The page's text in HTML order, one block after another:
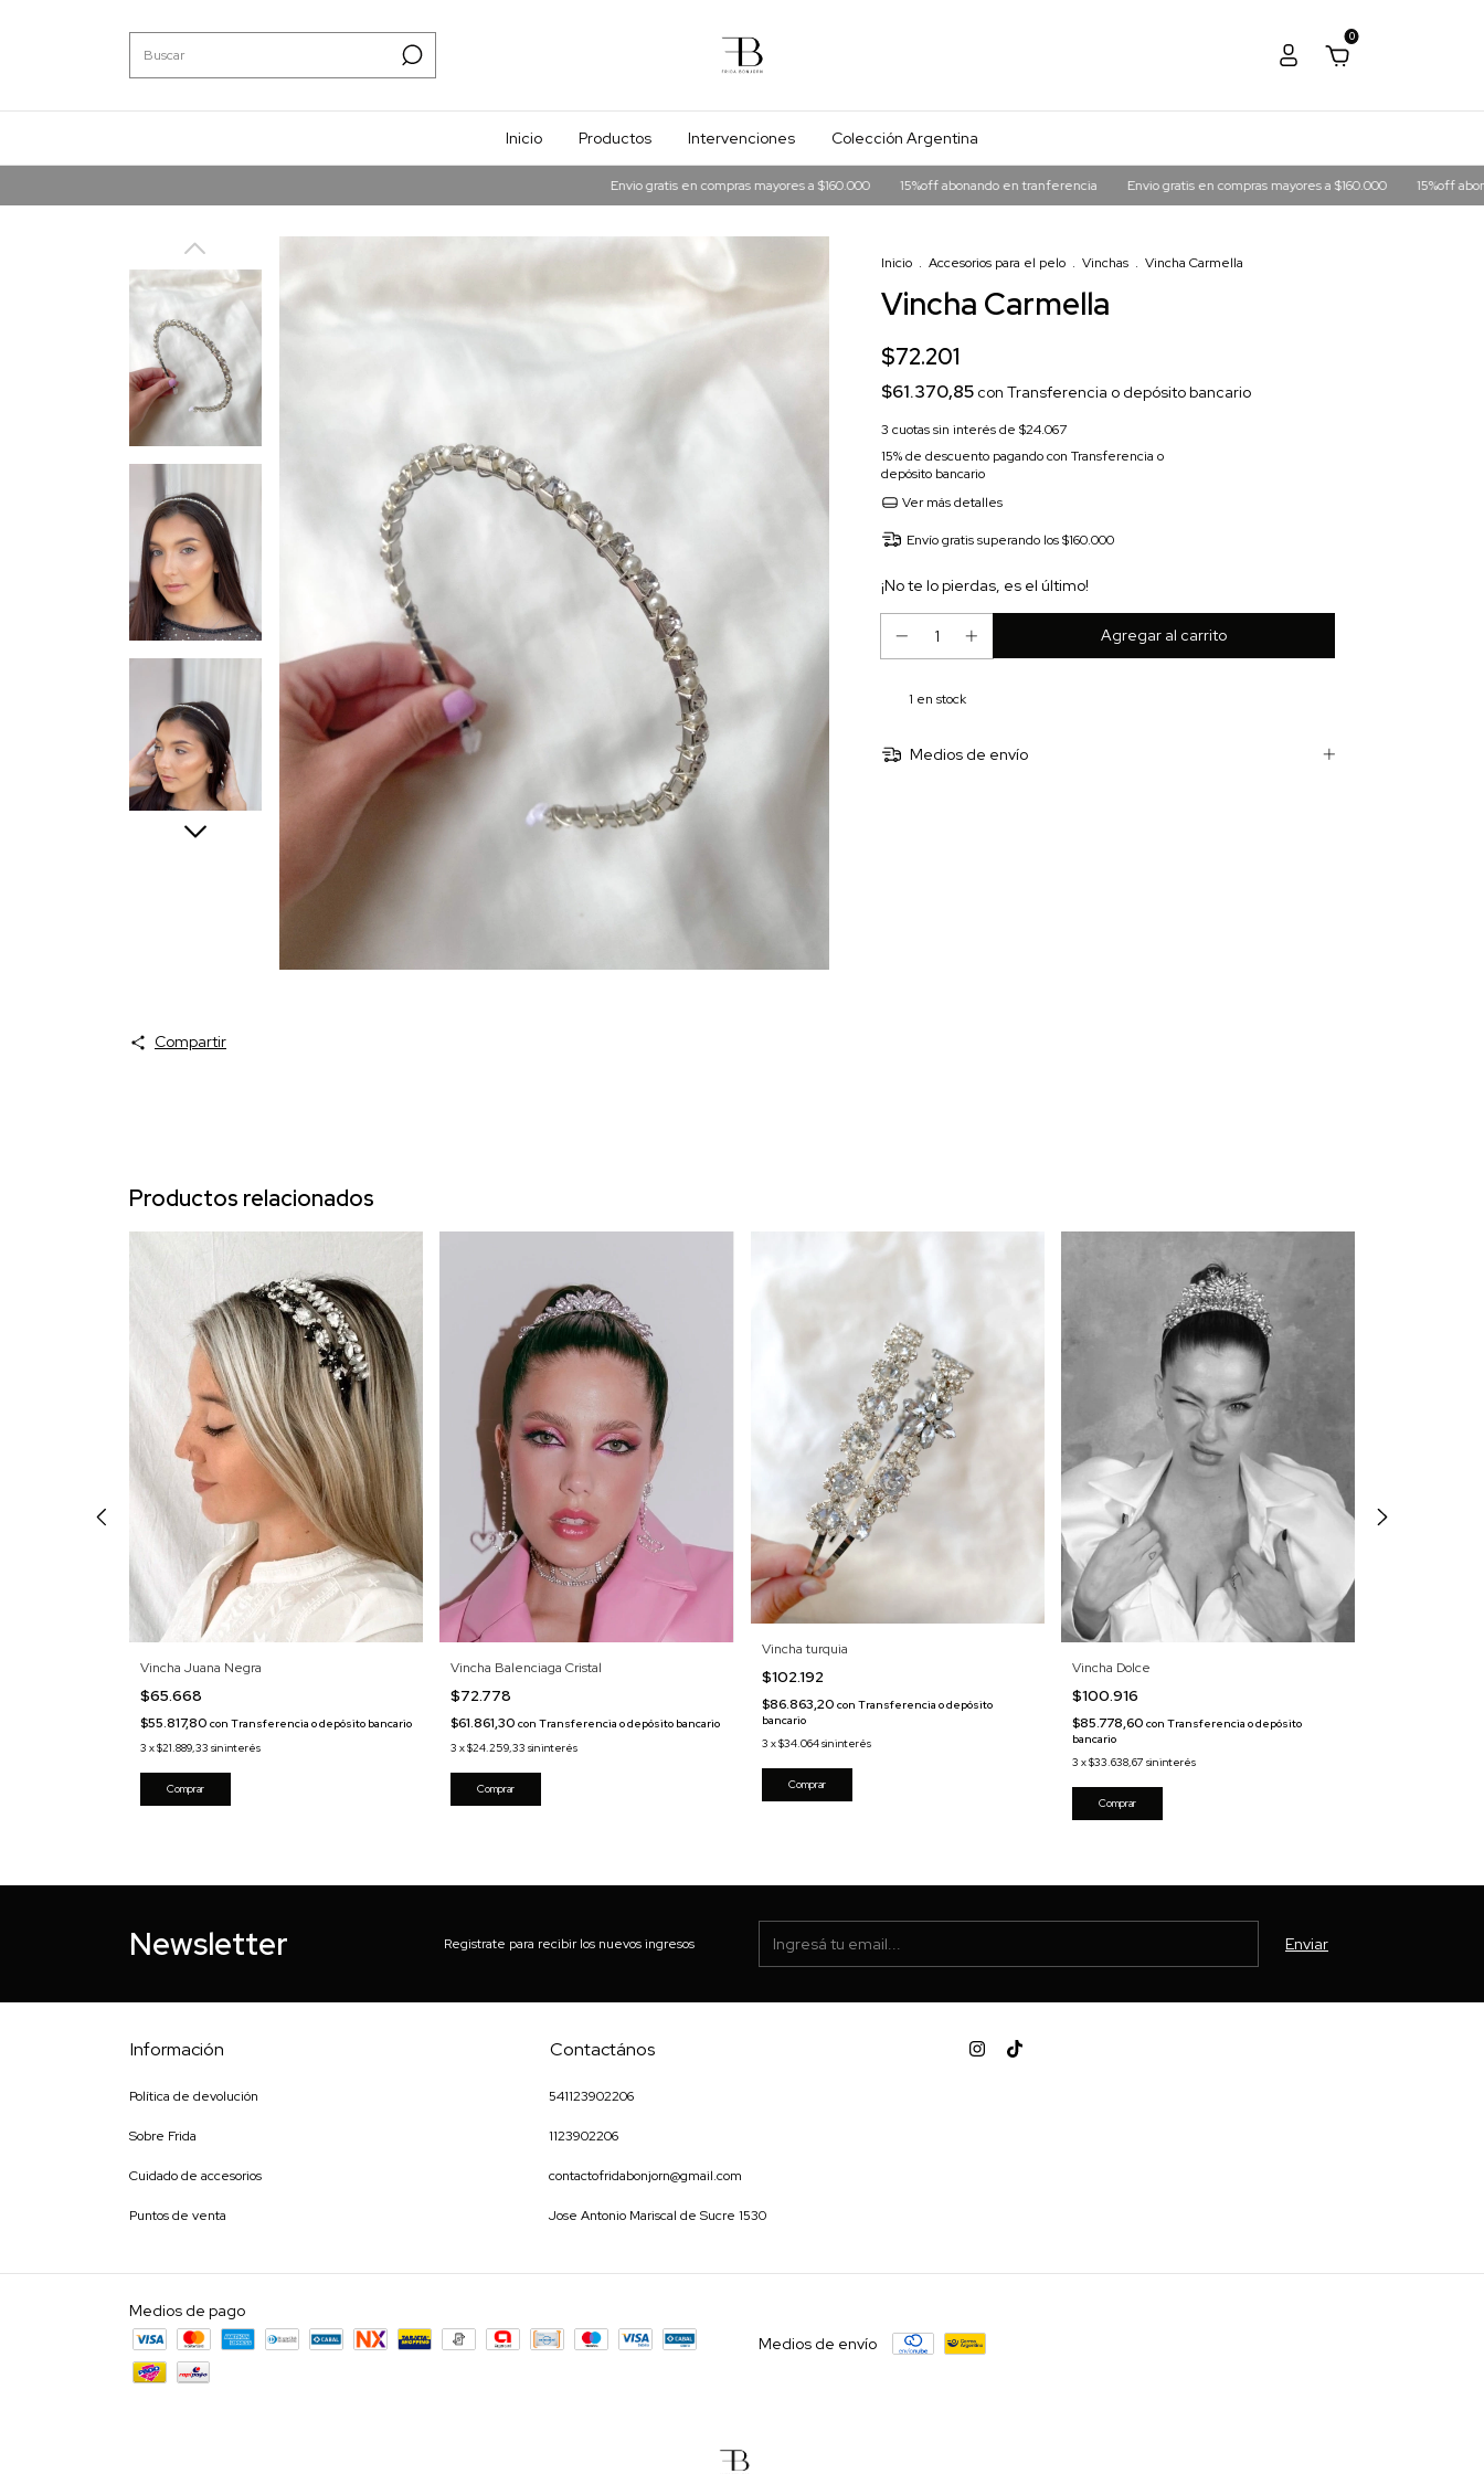
0
Inicio Productos Intervenciones Colección Argentina
Envio gratis en compras mayores a $160.000 15%off abonando en tranferencia Envio gratis en compras mayores a $160.000 15%off abonando en
Inicio . Accesorios para el pelo . Vinchas . Vincha Carmella
Vincha Carmella
$72.201
$61.370,85 con Transferencia o depósito bancario
3 cuotas sin interés de $24.067
15% de descuento pagando con Transferencia o
depósito bancario
Ver más detalles
Envío gratis superando los$160.000
¡No te lo pierdas, es el último!
1 en stock
Medios de envío
Compartir
Productos relacionados
Vincha Juana Negra
$65.668
$55.817,80 con Transferencia o depósito bancario
3 x$21.889,33 sin interés
Vincha Balenciaga Cristal
$72.778
$61.861,30con Transferencia o depósito bancario
3 x$24.259,33 sin interés
Comprar
Vincha turquia
$102.192
$86.863,20 con Transferencia o depósito
bancario
3 x$34.064sin interés
Vincha Dolce
$100.916
$85.778,60 con Transferencia o depósito
bancario
3 x$33.638,67 sin interés
Newsletter Registrate para recibir los nuevos ingresos
Información
Política de devolución
Sobre Frida
Cuidado de accesorios
Puntos de venta
Contactános
541123902206
1123902206
contactofridabonjorn@gmail.com
Jose Antonio Mariscal de Sucre 1530
Medios de pago
Medios de envío